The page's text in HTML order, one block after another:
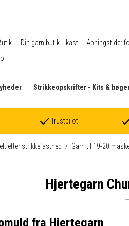
Din garn butik i Ikast Åbningstider
Strikkeopskrifter - Kits &
Trustpilot
efter strikkefasthed / Garn til 19-20
Hjertegarn
fra Hjertegarn